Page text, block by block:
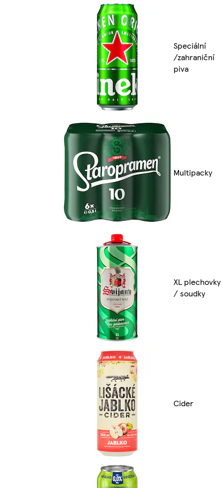
Speciální
/zahraniční
piva
Multipacky
XL plechovky
/ soudky
Cider